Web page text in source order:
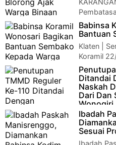
Sertu Vrito Babinsa Blorong
Babinsa
Bantuan
Klaten |
Koramil
Bersama Bripka Yudi Kristanto
Ditandai
Naskah
Dari Dan
Wonogiri
Wonogiri – Rabu(31/3), Kegiatan
Desa(TMMD) Reguler ke-110
dilaksanakan …
Ibadah
Sesuai
Ibadah